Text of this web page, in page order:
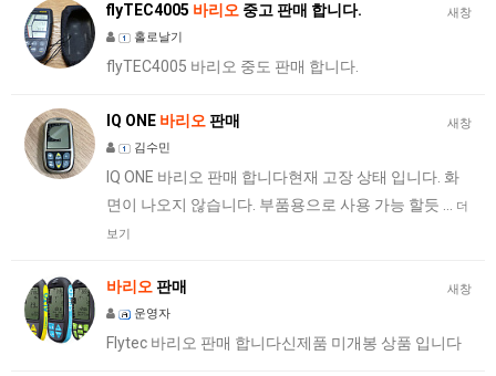
새창
flyTEC4005 바리오 중고 판매 합니다.
홀로날기
flyTEC4005 바리오 중도 판매 합니다.
새창
IQ ONE 바리오 판매
김수민
IQ ONE 바리오 판매 합니다현재 고장 상태 입니다. 화
면이 나오지 않습니다. 부품용으로 사용 가능 할듯 …
더
보기
새창
바리오 판매
운영자
Flytec 바리오 판매 합니다신제품 미개봉 상품 입니다